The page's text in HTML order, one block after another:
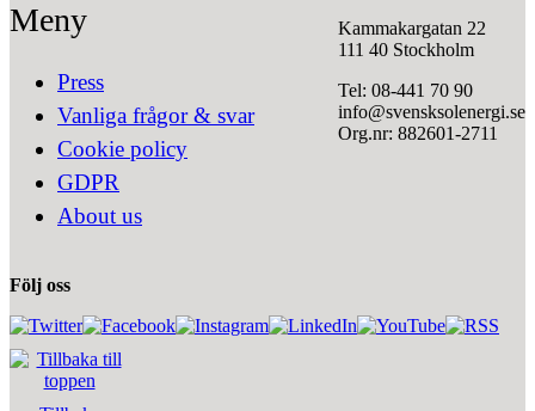
Meny
Press
Vanliga frågor & svar
Cookie policy
GDPR
About us
Kammakargatan 22
111 40 Stockholm
Tel: 08-441 70 90
info@svensksolenergi.se
Org.nr: 882601-2711
Följ oss